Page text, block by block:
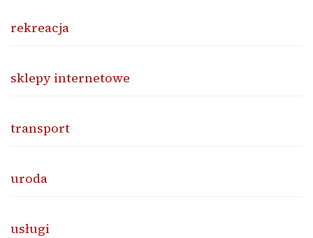
rekreacja
sklepy internetowe
transport
uroda
usługi